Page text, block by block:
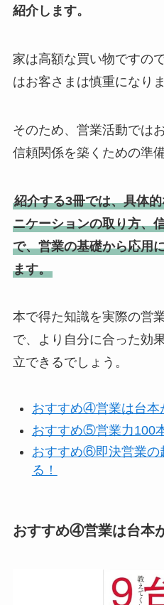
紹介します。
家は高額な買い物ですの
はお客さまは慎重になりま
そのため、営業活動では
信頼関係を築くための準
紹介する3冊では、具体
ニケーションの取り方、
で、営業の基礎から応用
ます。
本で得た知識を実際の営
で、より自分に合った効
立できるでしょう。
おすすめ④営業は台本
おすすめ⑤営業力100
おすすめ⑥即決営業の
る！
おすすめ④営業は台本